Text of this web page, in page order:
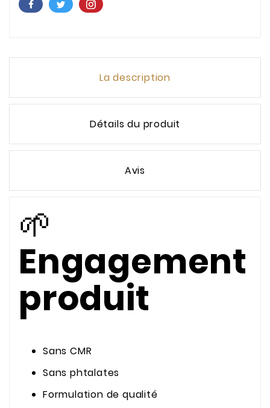
La description
Détails du produit
Avis
🌱
Engagement
produit
Sans CMR
Sans phtalates
Formulation de qualité